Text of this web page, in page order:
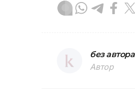
без автора
Автор